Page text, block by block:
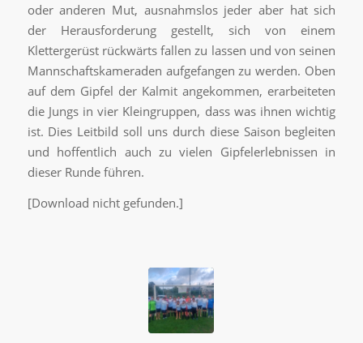
oder anderen Mut, ausnahmslos jeder aber hat sich
der Herausforderung gestellt, sich von einem
Klettergerüst rückwärts fallen zu lassen und von seinen
Mannschaftskameraden aufgefangen zu werden. Oben
auf dem Gipfel der Kalmit angekommen, erarbeiteten
die Jungs in vier Kleingruppen, dass was ihnen wichtig
ist. Dies Leitbild soll uns durch diese Saison begleiten
und hoffentlich auch zu vielen Gipfelerlebnissen in
dieser Runde führen.
[Download nicht gefunden.]